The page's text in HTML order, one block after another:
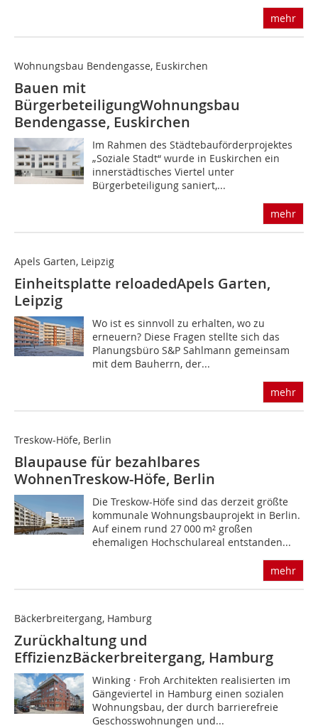
mehr
Wohnungsbau Bendengasse, Euskirchen
Bauen mit
BürgerbeteiligungWohnungsbau
Bendengasse, Euskirchen
Im Rahmen des Städtebauförderprojektes
„Soziale Stadt“ wurde in Euskirchen ein
innerstädtisches Viertel unter
Bürgerbeteiligung saniert,...
mehr
Apels Garten, Leipzig
Einheitsplatte reloadedApels Garten,
Leipzig
Wo ist es sinnvoll zu erhalten, wo zu
erneuern? Diese Fragen stellte sich das
Planungsbüro S&P Sahlmann gemeinsam
mit dem Bauherrn, der...
mehr
Treskow-Höfe, Berlin
Blaupause für bezahlbares
WohnenTreskow-Höfe, Berlin
Die Treskow-Höfe sind das derzeit größte
kommunale Wohnungsbauprojekt in Berlin.
Auf einem rund 27 000 m² großen
ehemaligen Hochschulareal entstanden...
mehr
Bäckerbreitergang, Hamburg
Zurückhaltung und
EffizienzBäckerbreitergang, Hamburg
Winking · Froh Architekten realisierten im
Gängeviertel in Hamburg einen sozialen
Wohnungsbau, der durch barrierefreie
Geschosswohnungen und...